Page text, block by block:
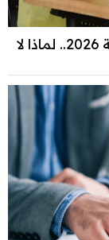
موعد اختبارات قدرات الشهادات المعادلة 2026.. لماذا لا